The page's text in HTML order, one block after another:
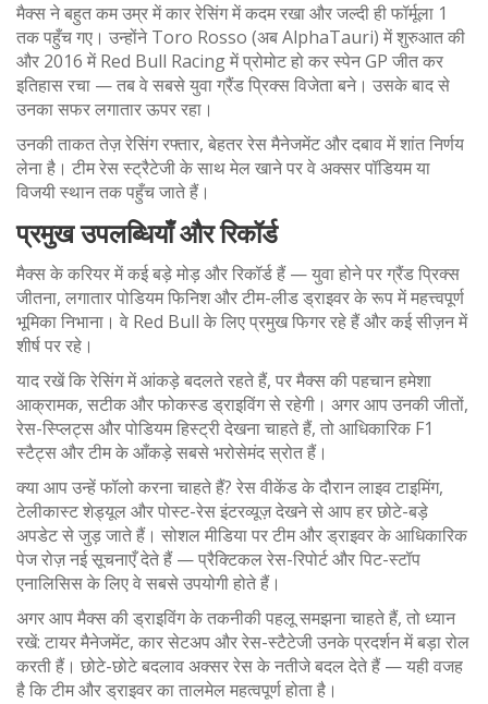
मैक्स ने बहुत कम उम्र में कार रेसिंग में कदम रखा और जल्दी ही फॉर्मूला 1
तक पहुँच गए। उन्होंने Toro Rosso (अब AlphaTauri) में शुरुआत की
और 2016 में Red Bull Racing में प्रोमोट हो कर स्पेन GP जीत कर
इतिहास रचा — तब वे सबसे युवा ग्रैंड प्रिक्स विजेता बने। उसके बाद से
उनका सफर लगातार ऊपर रहा।
उनकी ताकत तेज़ रेसिंग रफ्तार, बेहतर रेस मैनेजमेंट और दबाव में शांत निर्णय
लेना है। टीम रेस स्ट्रैटेजी के साथ मेल खाने पर वे अक्सर पॉडियम या
विजयी स्थान तक पहुँच जाते हैं।
प्रमुख उपलब्धियाँ और रिकॉर्ड
मैक्स के करियर में कई बड़े मोड़ और रिकॉर्ड हैं — युवा होने पर ग्रैंड प्रिक्स
जीतना, लगातार पोडियम फिनिश और टीम-लीड ड्राइवर के रूप में महत्त्वपूर्ण
भूमिका निभाना। वे Red Bull के लिए प्रमुख फिगर रहे हैं और कई सीज़न में
शीर्ष पर रहे।
याद रखें कि रेसिंग में आंकड़े बदलते रहते हैं, पर मैक्स की पहचान हमेशा
आक्रामक, सटीक और फोकस्ड ड्राइविंग से रहेगी। अगर आप उनकी जीतों,
रेस-स्प्लिट्स और पोडियम हिस्ट्री देखना चाहते हैं, तो आधिकारिक F1
स्टैट्स और टीम के आँकड़े सबसे भरोसेमंद स्रोत हैं।
क्या आप उन्हें फॉलो करना चाहते हैं? रेस वीकेंड के दौरान लाइव टाइमिंग,
टेलीकास्ट शेड्यूल और पोस्ट-रेस इंटरव्यूज़ देखने से आप हर छोटे-बड़े
अपडेट से जुड़ जाते हैं। सोशल मीडिया पर टीम और ड्राइवर के आधिकारिक
पेज रोज़ नई सूचनाएँ देते हैं — प्रैक्टिकल रेस-रिपोर्ट और पिट-स्टॉप
एनालिसिस के लिए वे सबसे उपयोगी होते हैं।
अगर आप मैक्स की ड्राइविंग के तकनीकी पहलू समझना चाहते हैं, तो ध्यान
रखें: टायर मैनेजमेंट, कार सेटअप और रेस-स्टैटेजी उनके प्रदर्शन में बड़ा रोल
करती हैं। छोटे-छोटे बदलाव अक्सर रेस के नतीजे बदल देते हैं — यही वजह
है कि टीम और ड्राइवर का तालमेल महत्वपूर्ण होता है।